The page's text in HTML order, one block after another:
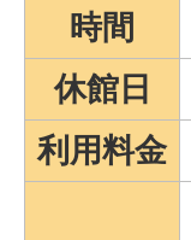
時間
休館日
利用料金